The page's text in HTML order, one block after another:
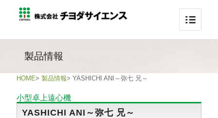
製品情報
HOME> 製品情報> YASHICHI ANI～弥七 兄～
小型卓上遠心機
YASHICHI ANI～弥七 兄～